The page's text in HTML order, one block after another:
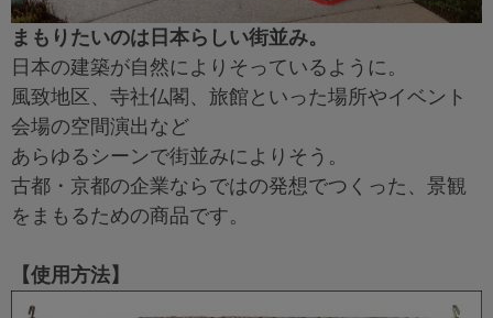
まもりたいのは日本らしい街並み。
日本の建築が自然によりそっているように。
風致地区、寺社仏閣、旅館といった場所やイベント
会場の空間演出など
あらゆるシーンで街並みによりそう。
古都・京都の企業ならではの発想でつくった、景観
をまもるための商品です。
【使用方法】